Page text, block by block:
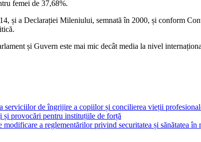
fe­mei de 37,68%.
și a Declarației Mileniului, semnată în 2000, și conform
și Guvern este mai mic decât me­dia la nivel
de îngrijire a copiilor și concilierea vieții
provocări pentru instituțiile de forță
a reglementărilor privind securitatea și sănătatea în